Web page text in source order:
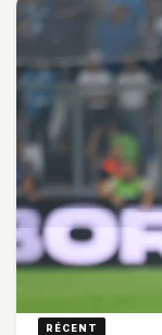
RÉCENT